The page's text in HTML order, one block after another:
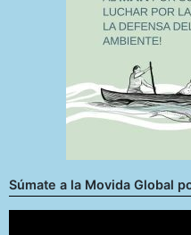
Súmate a la Movida Global